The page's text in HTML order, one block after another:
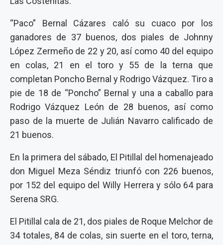
“Paco” Bernal Cázares caló su cuaco por los
ganadores de 37 buenos, dos piales de Johnny
López Zermeño de 22 y 20, así como 40 del equipo
en colas, 21 en el toro y 55 de la terna que
completan Poncho Bernal y Rodrigo Vázquez. Tiro a
pie de 18 de “Poncho” Bernal y una a caballo para
Rodrigo Vázquez León de 28 buenos, así como
paso de la muerte de Julián Navarro calificado de
21 buenos.
En la primera del sábado, El Pitillal del homenajeado
don Miguel Meza Séndiz triunfó con 226 buenos,
por 152 del equipo del Willy Herrera y sólo 64 para
Serena SRG.
El Pitillal cala de 21, dos piales de Roque Melchor de
34 totales, 84 de colas, sin suerte en el toro, terna,